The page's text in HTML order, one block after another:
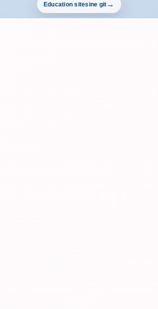
Education sitesine git